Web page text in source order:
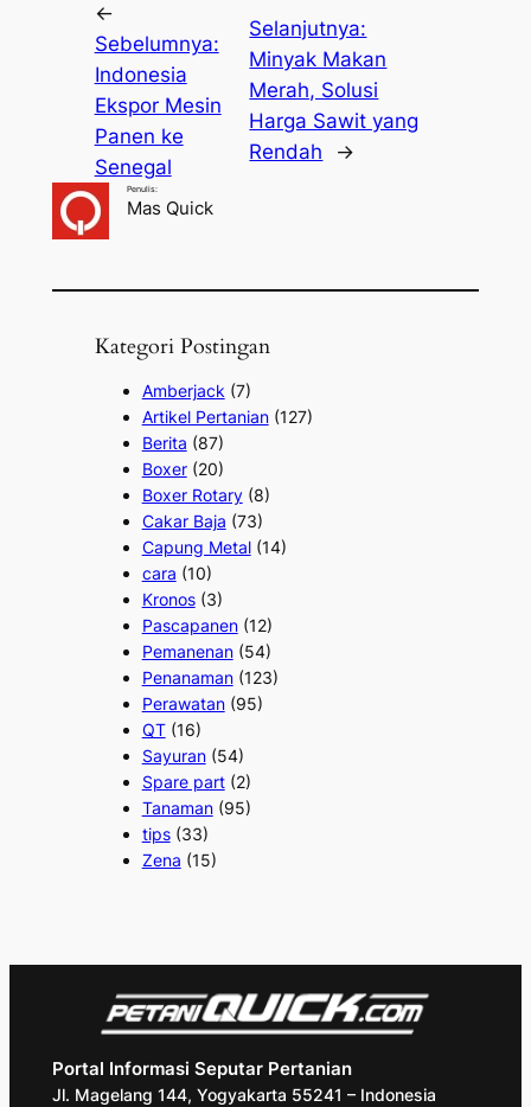
←
Sebelumnya:
Indonesia
Ekspor Mesin
Panen ke
Senegal
Selanjutnya:
Minyak Makan
Merah, Solusi
Harga Sawit yang
Rendah
→
Penulis:
Mas Quick
Kategori Postingan
Amberjack (7)
Artikel Pertanian(127)
Berita (87)
Boxer(20)
Boxer Rotary(8)
Cakar Baja (73)
Capung Metal(14)
cara (10)
Kronos(3)
Pascapanen(12)
Pemanenan(54)
Penanaman(123)
Perawatan(95)
QT(16)
Sayuran(54)
Spare part(2)
Tanaman(95)
tips(33)
Zena (15)
Portal Informasi Seputar Pertanian
Jl. Magelang 144, Yogyakarta 55241 – Indonesia